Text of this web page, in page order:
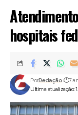
hospitais
Ultima atualização:
PorRedação 7